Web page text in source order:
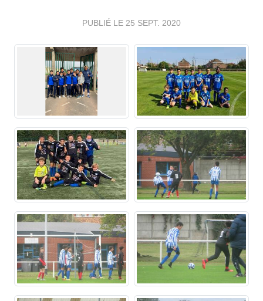
PUBLIÉ LE 25 SEPT. 2020